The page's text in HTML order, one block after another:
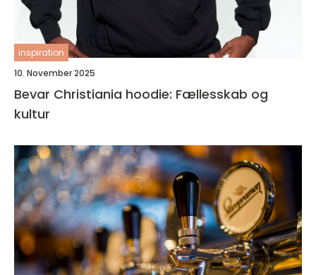
inspiration
10. November 2025
Bevar Christiania hoodie: Fællesskab og
kultur